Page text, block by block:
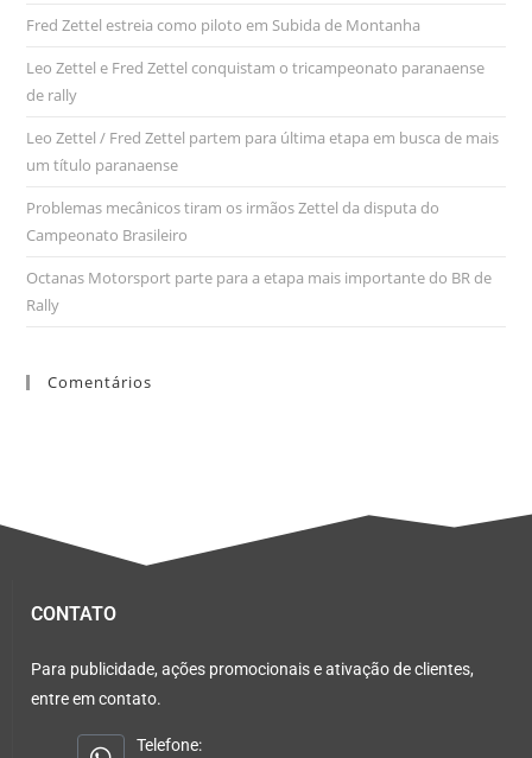
Fred Zettel estreia como piloto em Subida de Montanha
Leo Zettel e Fred Zettel conquistam o tricampeonato paranaense
de rally
Leo Zettel / Fred Zettel partem para última etapa em busca de mais
um título paranaense
Problemas mecânicos tiram os irmãos Zettel da disputa do
Campeonato Brasileiro
Octanas Motorsport parte para a etapa mais importante do BR de
Rally
Comentários
CONTATO
Para publicidade, ações promocionais e ativação de clientes,
entre em contato.
Telefone: